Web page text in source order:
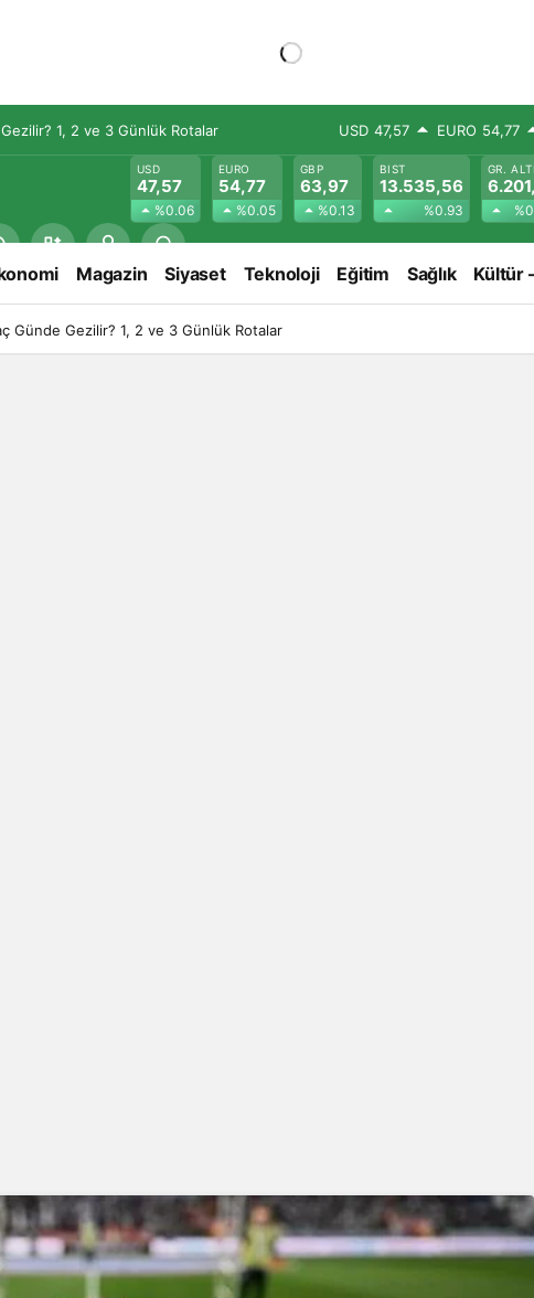
1, 2 ve 3 Günlük Rotalar USD 47,57 EURO 54,77
USD
47,57
%0.06
EURO
54,77
%0.05
GBP
63,97
%0.13
BIST
13.535,56
%0.93
GR.
Magazin Siyaset Teknoloji Eğitim Sağlık Kültür
Günde Gezilir? 1, 2 ve 3 Günlük Rotalar